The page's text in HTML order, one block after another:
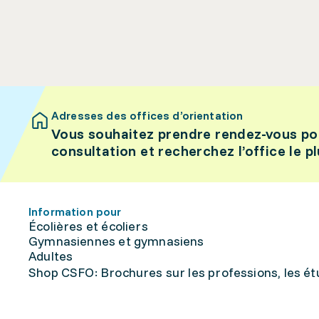
Adresses des offices d’orientation
Vous souhaitez prendre rendez-vous
consultation et recherchez l’office le
Information pour
Écolières et écoliers
Gymnasiennes et gymnasiens
Adultes
Shop CSFO: Brochures sur les professions, les